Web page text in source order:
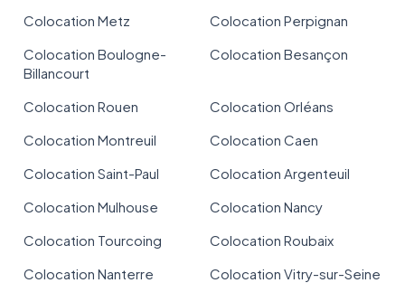
Colocation Metz
Colocation Perpignan
Colocation Boulogne-
Billancourt
Colocation Besançon
Colocation Rouen
Colocation Orléans
Colocation Montreuil
Colocation Caen
Colocation Saint-Paul
Colocation Argenteuil
Colocation Mulhouse
Colocation Nancy
Colocation Tourcoing
Colocation Roubaix
Colocation Nanterre
Colocation Vitry-sur-Seine